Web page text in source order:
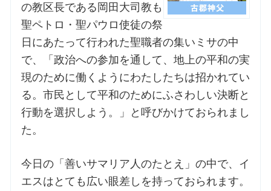
シスター中島の講座
教区カテキスタの講座
三田助祭の講座
オルガンメディテーション
お問合せ
の教区長である岡田大司教も
聖ペトロ・聖パウロ使徒の祭
日にあたって行われた聖職者の集いミサの中
で、「政治への参加を通して、地上の平和の実
現のために働くようにわたしたちは招かれてい
る。市民として平和のためにふさわしい決断と
行動を選択しよう。」と呼びかけておられまし
た。
今日の「善いサマリア人のたとえ」の中で、イ
エスはとても広い眼差しを持っておられます。